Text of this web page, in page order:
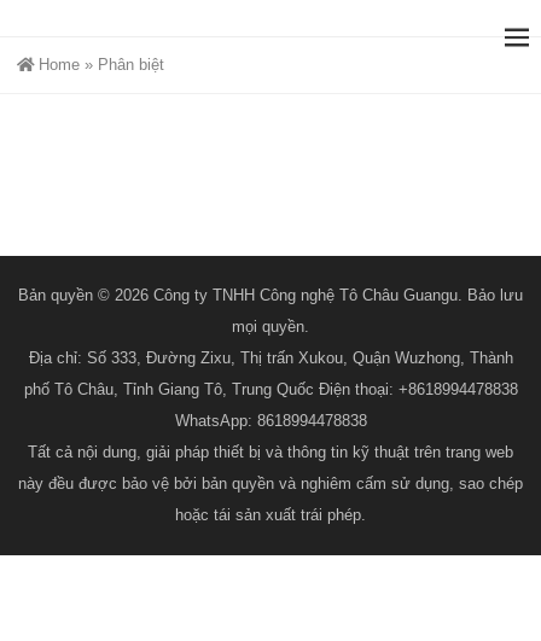
Home » Phân biệt
Bản quyền © 2026 Công ty TNHH Công nghệ Tô Châu Guangu. Bảo lưu
mọi quyền.
Địa chỉ: Số 333, Đường Zixu, Thị trấn Xukou, Quận Wuzhong, Thành
phố Tô Châu, Tỉnh Giang Tô, Trung Quốc Điện thoại: +8618994478838
WhatsApp: 8618994478838
Tất cả nội dung, giải pháp thiết bị và thông tin kỹ thuật trên trang web
này đều được bảo vệ bởi bản quyền và nghiêm cấm sử dụng, sao chép
hoặc tái sản xuất trái phép.